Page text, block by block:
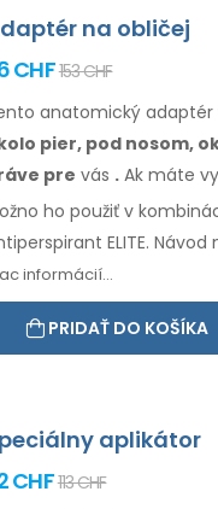
na obličej
CHF153 CHF
anatomický
pier, pod nosom,
pre vás . Ak máte
ho použiť v
ELITE. Návod
informácií...
PRIDAŤ DO KOŠÍKA
aplikátor
CHF113 CHF